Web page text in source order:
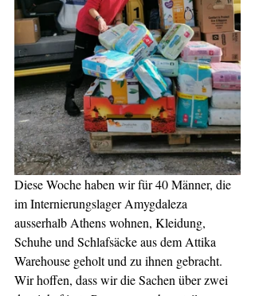
Diese Woche haben wir für 40 Männer, die
im Internierungslager Amygdaleza
ausserhalb Athens wohnen, Kleidung,
Schuhe und Schlafsäcke aus dem Attika
Warehouse geholt und zu ihnen gebracht.
Wir hoffen, dass wir die Sachen über zwei